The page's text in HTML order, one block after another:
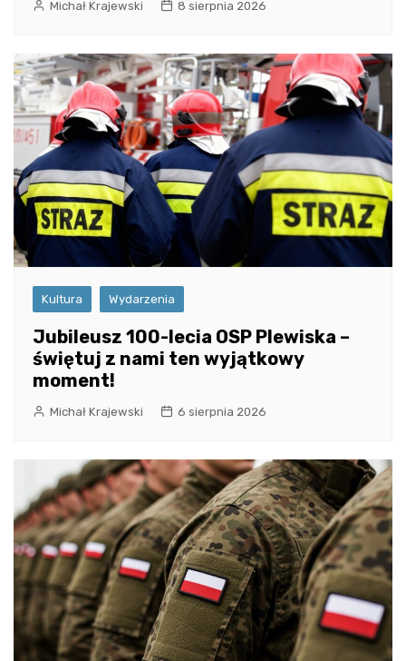
Michał Krajewski 8 sierpnia 2026
Kultura Wydarzenia
Jubileusz 100-lecia OSP Plewiska –
świętuj z nami ten wyjątkowy
moment!
Michał Krajewski 6 sierpnia 2026